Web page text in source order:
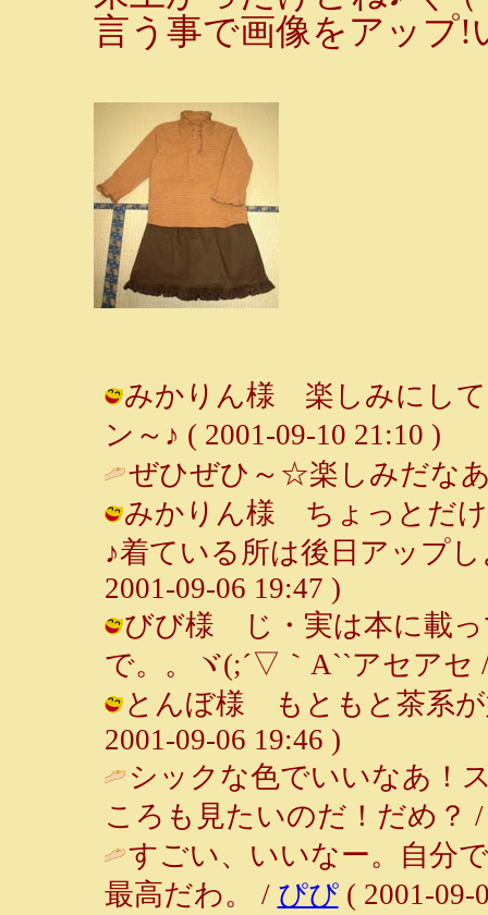
言う事で画像をアップ!
みかりん様 楽しみにし
ン～♪ ( 2001-09-10 21:10 )
ぜひぜひ～☆楽しみだな
みかりん様 ちょっとだ
♪着ている所は後日アップ
2001-09-06 19:47 )
びび様 じ・実は本に載っ
で。。ヾ(;´▽｀A``アセアセ
とんぼ様 もともと茶系が
2001-09-06 19:46 )
シックな色でいいなあ！
ころも見たいのだ！だめ？
すごい、いいなー。自分
最高だわ。 / ぴぴ( 2001-09-